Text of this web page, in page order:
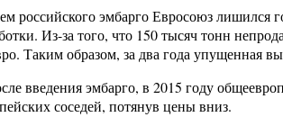
российского эмбарго Евросоюз
Из-за того, что 150 тысяч тонн
образом, за два года упущенная
эмбарго, в 2015 году
соседей, потянув цены вниз.